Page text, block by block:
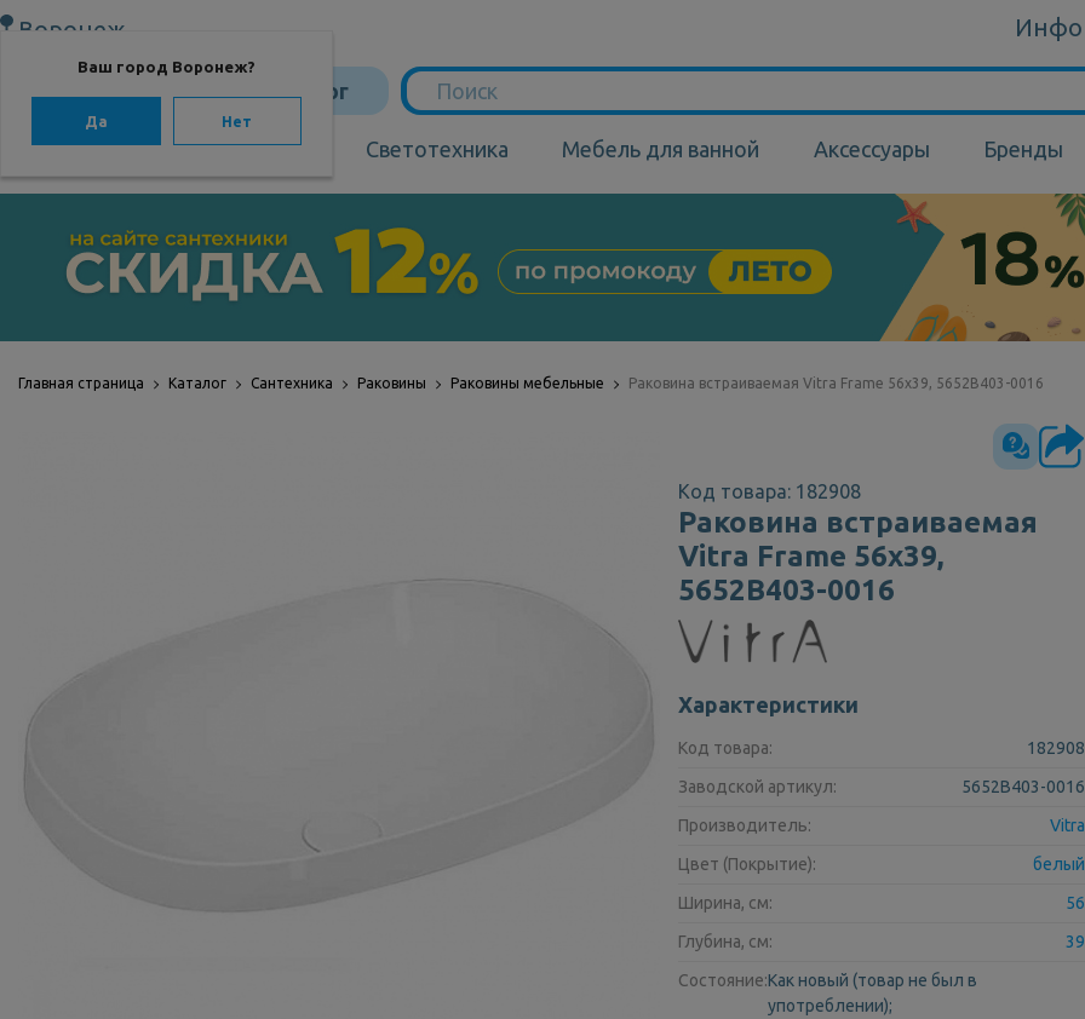
Воронеж
Ваш город Воронеж?
Да Нет
Каталог
Сантехника
Мебель для ванной
Мебель из бамбука
Аксессуары для
Сантехника Светотехника Мебель для ванной Аксессуары Бренды
Главная страница Каталог Сантехника Раковины Раковины мебельные Раковина встраиваемая Vitra Frame 56х39, 5652В403-0016
Код товара: 182908
Раковина встраиваемая
Vitra Frame 56х39,
5652В403-0016
Характеристики
Код товара:
182908
Заводской артикул:
5652B403-0016
Производитель:
Vitra
Цвет (Покрытие):
белый
Ширина, см:
56
Глубина, см:
39
Состояние:Как новый (товар не был в
употреблении);